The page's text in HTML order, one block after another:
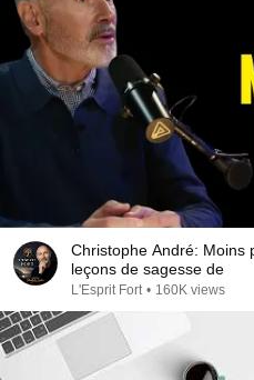
Christophe André: Moins
leçons de sagesse de
L'Esprit Fort • 160K views